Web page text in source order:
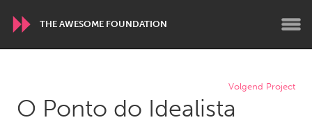
THE AWESOME FOUNDATION
Conservation and Climate
Disability
Volgend Project
O Ponto do Idealista